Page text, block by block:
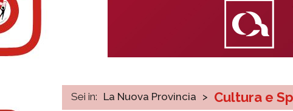
Sei in: La Nuova Provincia > Cultura e